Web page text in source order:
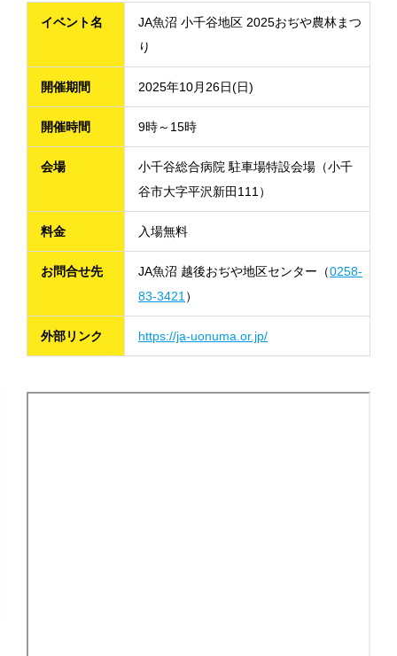
イベント名
JA魚沼 小千谷地区 2025おぢや農林まつ
り
開催期間 2025年10月26日(日)
開催時間 9時～15時
会場
小千谷総合病院 駐車場特設会場（小千
谷市大字平沢新田111）
料金 入場無料
お問合せ先 JA魚沼 越後おぢや地区センター（0258-
83-3421 ）
外部リンク https://ja-uonuma.or.jp/